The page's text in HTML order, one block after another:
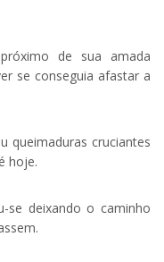
de sua amada
se conseguia afastar a
queimaduras cruciantes
hoje.
se deixando o caminho